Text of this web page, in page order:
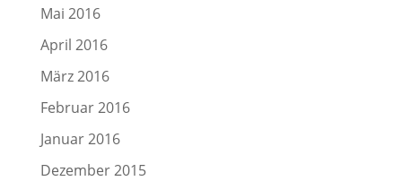
Mai 2016
April 2016
März 2016
Februar 2016
Januar 2016
Dezember 2015